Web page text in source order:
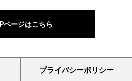
ページはこちら
プライバシーポリシー